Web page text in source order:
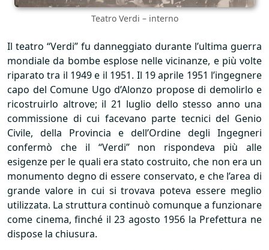
Teatro Verdi – interno
Il teatro “Verdi” fu danneggiato durante l’ultima guerra
mondiale da bombe esplose nelle vicinanze, e più volte
riparato tra il 1949 e il 1951. Il 19 aprile 1951 l’ingegnere
capo del Comune Ugo d’Alonzo propose di demolirlo e
ricostruirlo altrove; il 21 luglio dello stesso anno una
commissione di cui facevano parte tecnici del Genio
Civile, della Provincia e dell’Ordine degli Ingegneri
confermò che il “Verdi” non rispondeva più alle
esigenze per le quali era stato costruito, che non era un
monumento degno di essere conservato, e che l’area di
grande valore in cui si trovava poteva essere meglio
utilizzata. La struttura continuò comunque a funzionare
come cinema, finché il 23 agosto 1956 la Prefettura ne
dispose la chiusura.